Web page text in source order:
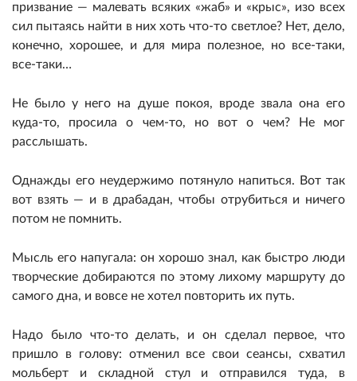
призвание — малевать всяких «жаб» и «крыс», изо всех
сил пытаясь найти в них хоть что-то светлое? Нет, дело,
конечно, хорошее, и для мира полезное, но все-таки,
все-таки…
Не было у него на душе покоя, вроде звала она его
куда-то, просила о чем-то, но вот о чем? Не мог
расслышать.
Однажды его неудержимо потянуло напиться. Вот так
вот взять — и в драбадан, чтобы отрубиться и ничего
потом не помнить.
Мысль его напугала: он хорошо знал, как быстро люди
творческие добираются по этому лихому маршруту до
самого дна, и вовсе не хотел повторить их путь.
Надо было что-то делать, и он сделал первое, что
пришло в голову: отменил все свои сеансы, схватил
мольберт и складной стул и отправился туда, в